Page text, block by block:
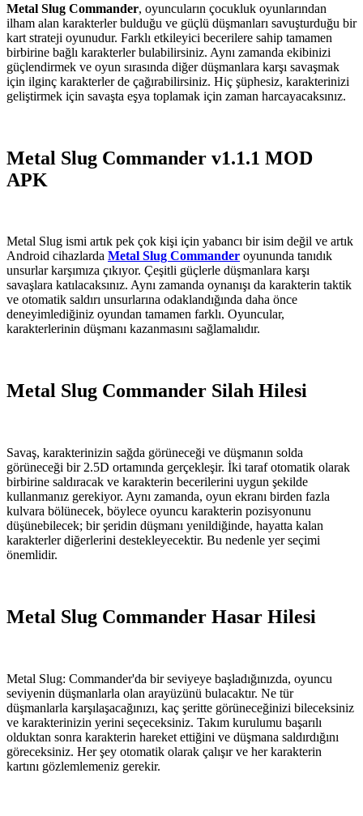
Metal Slug Commander, oyuncuların çocukluk oyunlarından
ilham alan karakterler bulduğu ve güçlü düşmanları savuşturduğu bir
kart strateji oyunudur. Farklı etkileyici becerilere sahip tamamen
birbirine bağlı karakterler bulabilirsiniz. Aynı zamanda ekibinizi
güçlendirmek ve oyun sırasında diğer düşmanlara karşı savaşmak
için ilginç karakterler de çağırabilirsiniz. Hiç şüphesiz, karakterinizi
geliştirmek için savaşta eşya toplamak için zaman harcayacaksınız.
Metal Slug Commander v1.1.1 MOD
APK
Metal Slug ismi artık pek çok kişi için yabancı bir isim değil ve artık
Android cihazlarda Metal Slug Commander oyununda tanıdık
unsurlar karşımıza çıkıyor. Çeşitli güçlerle düşmanlara karşı
savaşlara katılacaksınız. Aynı zamanda oynanışı da karakterin taktik
ve otomatik saldırı unsurlarına odaklandığında daha önce
deneyimlediğiniz oyundan tamamen farklı. Oyuncular,
karakterlerinin düşmanı kazanmasını sağlamalıdır.
Metal Slug Commander Silah Hilesi
Savaş, karakterinizin sağda görüneceği ve düşmanın solda
görüneceği bir 2.5D ortamında gerçekleşir. İki taraf otomatik olarak
birbirine saldıracak ve karakterin becerilerini uygun şekilde
kullanmanız gerekiyor. Aynı zamanda, oyun ekranı birden fazla
kulvara bölünecek, böylece oyuncu karakterin pozisyonunu
düşünebilecek; bir şeridin düşmanı yenildiğinde, hayatta kalan
karakterler diğerlerini destekleyecektir. Bu nedenle yer seçimi
önemlidir.
Metal Slug Commander Hasar Hilesi
Metal Slug: Commander'da bir seviyeye başladığınızda, oyuncu
seviyenin düşmanlarla olan arayüzünü bulacaktır. Ne tür
düşmanlarla karşılaşacağınızı, kaç şeritte görüneceğinizi bileceksiniz
ve karakterinizin yerini seçeceksiniz. Takım kurulumu başarılı
olduktan sonra karakterin hareket ettiğini ve düşmana saldırdığını
göreceksiniz. Her şey otomatik olarak çalışır ve her karakterin
kartını gözlemlemeniz gerekir.